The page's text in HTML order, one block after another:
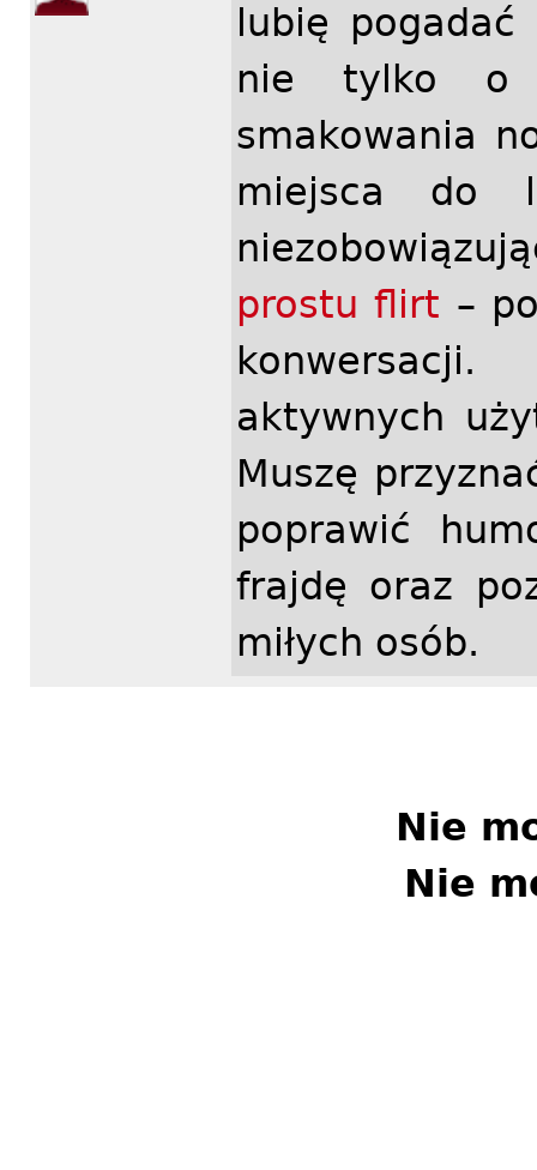
lubię
nie tylko o
smakowania
miejsca do
prostu flirt –
aktywnych
Muszę
poprawić
frajdę oraz
miłych osób.
Nie
Nie